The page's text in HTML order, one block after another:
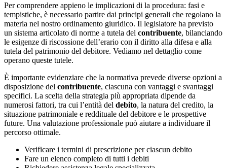
Per comprendere appieno le implicazioni di la procedura: fasi e
tempistiche, è necessario partire dai principi generali che regolano la
materia nel nostro ordinamento giuridico. Il legislatore ha previsto
un sistema articolato di norme a tutela del contribuente, bilanciando
le esigenze di riscossione dell’erario con il diritto alla difesa e alla
tutela del patrimonio del debitore. Vediamo nel dettaglio come
operano queste tutele.
È importante evidenziare che la normativa prevede diverse opzioni a
disposizione del contribuente, ciascuna con vantaggi e svantaggi
specifici. La scelta della strategia più appropriata dipende da
numerosi fattori, tra cui l’entità del debito, la natura del credito, la
situazione patrimoniale e reddituale del debitore e le prospettive
future. Una valutazione professionale può aiutare a individuare il
percorso ottimale.
Verificare i termini di prescrizione per ciascun debito
Fare un elenco completo di tutti i debiti